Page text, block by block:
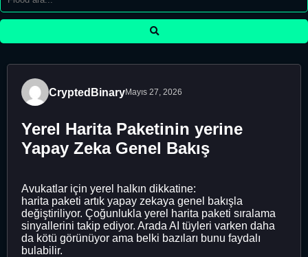
CryptedBinaryMayıs 27, 2026
Yerel Harita Paketinin yerine
Yapay Zeka Genel Bakış
Avukatlar için yerel halkın dikkatine:
harita paketi artık yapay zekaya genel bakışla
değiştiriliyor. Çoğunlukla yerel harita paketi sıralama
sinyallerini takip ediyor. Arada AI tüyleri varken daha
da kötü görünüyor ama belki bazıları bunu faydalı
bulabilir.